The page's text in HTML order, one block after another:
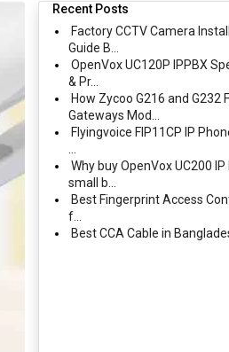
Recent Posts
Factory CCTV Camera
Guide B...
OpenVox UC120P IPPBX
& Pr...
How Zycoo G216 and G232
Gateways Mod...
Flyingvoice FIP11CP IP
Why buy OpenVox UC200
small b...
Best Fingerprint Access
f...
Best CCA Cable in